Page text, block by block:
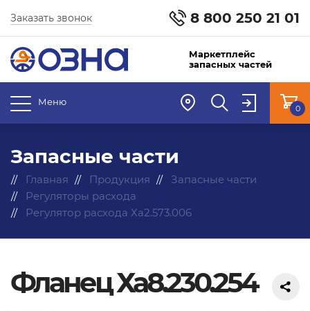
8 800 250 21 01
Заказать звонок
Маркетплейс
запасных частей
Меню
0
Запасные части
Главная Продукция
Запасные части
Регуляторы расхода
Регулятор расхода Ха2.573.006
Фланец Ха8.230.254